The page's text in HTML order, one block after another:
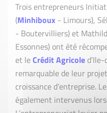
Trois entrepreneurs
(Minhiboux - Limours),
- Boutervilliers) et
Essonnes) ont été
et leCrédit Agricole
remarquable de leur
croissance d’entreprise.
également intervenus